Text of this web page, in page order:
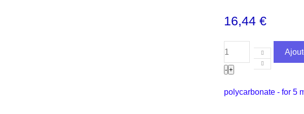
16,44€
- +
polycarbonate - for 5